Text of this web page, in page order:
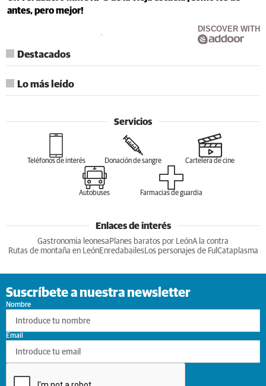
antes, pero mejor!
DISCOVER WITH
Destacados
Lo más leído
Servicios
Teléfonos de interés Donación de sangre Cartelera de cine
Autobuses Farmacias de guardia
Enlaces de interés
Gastronomia leonesa Planes baratos por LeónA la contra
Rutas de montaña en LeónEnredabailesLos personajes de Ful Cataplasma
Suscríbete a nuestra newsletter
Nombre
Email